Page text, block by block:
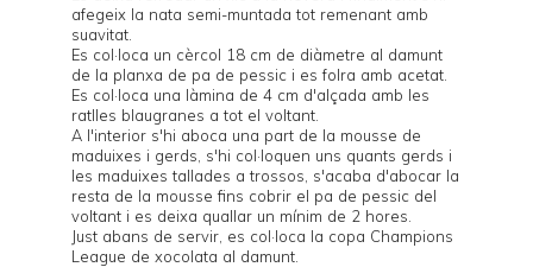
afegeix la nata semi-muntada tot remenant amb
suavitat.
Es col·loca un cèrcol 18 cm de diàmetre al damunt
de la planxa de pa de pessic i es folra amb acetat.
Es col·loca una làmina de 4 cm d'alçada amb les
ratlles blaugranes a tot el voltant.
A l'interior s'hi aboca una part de la mousse de
maduixes i gerds, s'hi col·loquen uns quants gerds i
les maduixes tallades a trossos, s'acaba d'abocar la
resta de la mousse fins cobrir el pa de pessic del
voltant i es deixa quallar un mínim de 2 hores.
Just abans de servir, es col·loca la copa Champions
League de xocolata al damunt.